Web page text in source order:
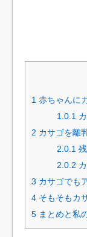
1 赤ちゃんに
1.0.1
2 カサゴを離
2.0.1
2.0.2
3 カサゴでも
4 そもそもカ
5 まとめと私